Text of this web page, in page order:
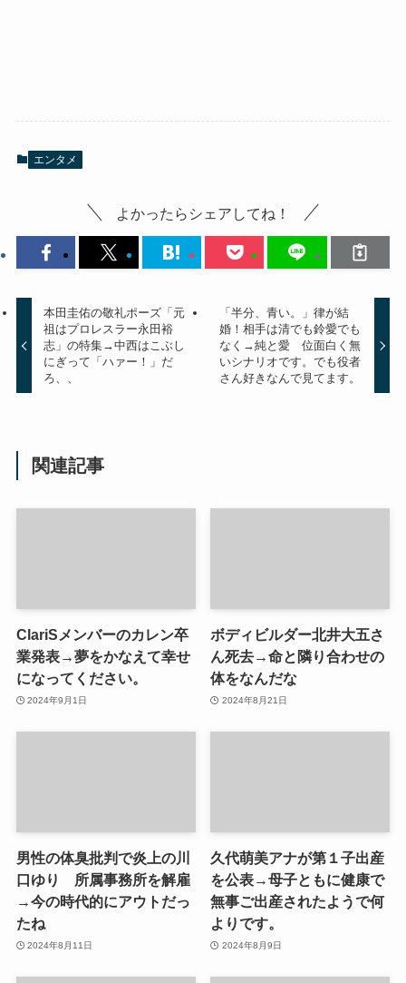
エンタメ
よかったらシェアしてね！
本田圭佑の敬礼ポーズ「元
祖はプロレスラー永田裕
志」の特集→中西はこぶし
にぎって「ハァー！」だ
ろ、、
「半分、青い。」律が結
婚！相手は清でも鈴愛でも
なく→純と愛 位面白く無
いシナリオです。でも役者
さん好きなんで見てます。
関連記事
ClariSメンバーのカレン卒
業発表→夢をかなえて幸せ
になってください。
2024年9月1日
ボディビルダー北井大五さ
ん死去→命と隣り合わせの
体をなんだな
2024年8月21日
男性の体臭批判で炎上の川
口ゆり 所属事務所を解雇
→今の時代的にアウトだっ
たね
2024年8月11日
久代萌美アナが第１子出産
を公表→母子ともに健康で
無事ご出産されたようで何
よりです。
2024年8月9日